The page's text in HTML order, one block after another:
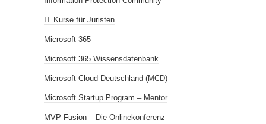
IT Kurse für Juristen
Microsoft 365
Microsoft 365 Wissensdatenbank
Microsoft Cloud Deutschland (MCD)
Microsoft Startup Program – Mentor
MVP Fusion – Die Onlinekonferenz